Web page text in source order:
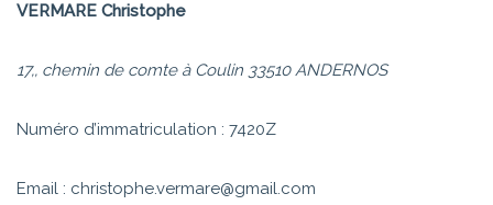
VERMARE Christophe
17,, chemin de comte à Coulin 33510 ANDERNOS
Numéro d’immatriculation : 7420Z
Email : christophe.vermare@gmail.com